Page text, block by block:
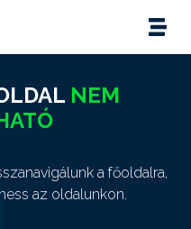
NEM
a főoldalra,
az oldalunkon.